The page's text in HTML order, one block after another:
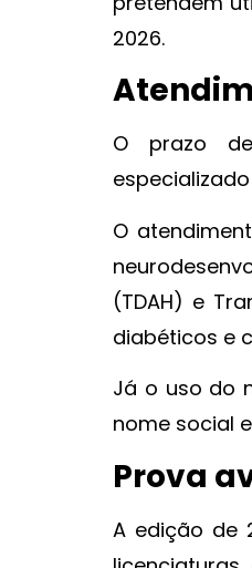
2026.
O prazo
O
(TDAH) e
diabéticos e
Já o uso do
nome social
Prova
A edição de